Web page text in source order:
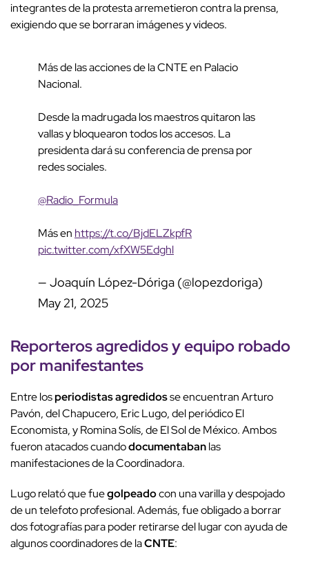
integrantes de la protesta arremetieron contra la prensa,
exigiendo que se borraran imágenes y videos.
Más de las acciones de la CNTE en Palacio
Nacional.
Desde la madrugada los maestros quitaron las
vallas y bloquearon todos los accesos. La
presidenta dará su conferencia de prensa por
redes sociales.
@Radio_Formula
Más en https://t.co/BjdELZkpfR
pic.twitter.com/xfXW5Edghl
— Joaquín López-Dóriga (@lopezdoriga)
May 21, 2025
Reporterosagredidosy equipo robado
pormanifestantes
Entre losperiodistasagredidosse encuentran Arturo
Pavón, del Chapucero, Eric Lugo, del periódico El
Economista, y Romina Solís, de El Sol de México. Ambos
fueron atacados cuandodocumentabanlas
manifestaciones de la Coordinadora.
Lugo relató que fuegolpeadocon una varilla y despojado
de un telefoto profesional. Además, fue obligado a borrar
dos fotografías para poder retirarse del lugar con ayuda de
algunos coordinadores de laCNTE: